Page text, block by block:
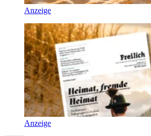
Anzeige
Anzeige